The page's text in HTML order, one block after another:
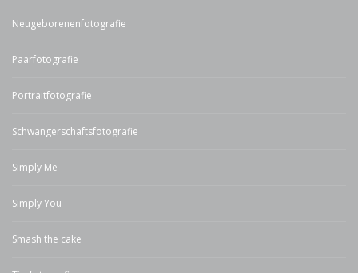
Neugeborenenfotografie
Paarfotografie
Portraitfotografie
Schwangerschaftsfotografie
Simply Me
Simply You
Smash the cake